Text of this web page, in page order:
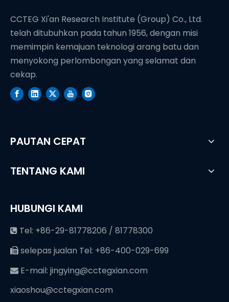
CCTEG Xi'an Research Institute (Group) Co., Ltd.
telah ditubuhkan pada tahun 1956, dengan misi
memimpin kemajuan teknologi arang batu dan
menyokong perlombongan yang selamat dan
cekap.
PAUTAN CEPAT
TENTANG KAMI
HUBUNGI KAMI
 Tel: +86-29-81778206 / 81778300
 selepas jualan Tel: +86-400-029-699
 E-mail: jingying@cctegxian.com
xiaoshou@cctegxian.com